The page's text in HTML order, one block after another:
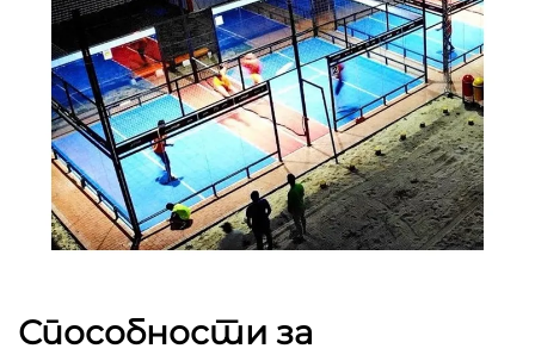
Способности за